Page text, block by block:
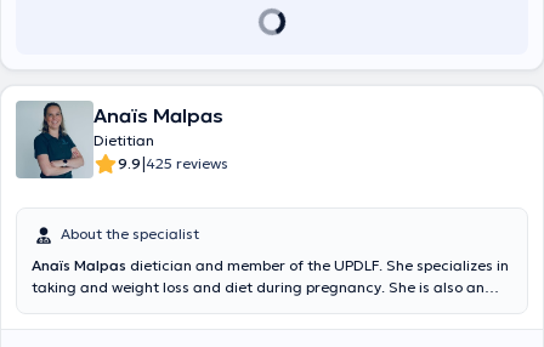
Anaïs Malpas
Dietitian
9.9|425 reviews
About the specialist
Anaïs Malpas dietician and member of the UPDLF. She specializes in
taking and weight loss and diet during pregnancy. She is also an
allergies and intolérences, monitoring children, cardiovascular